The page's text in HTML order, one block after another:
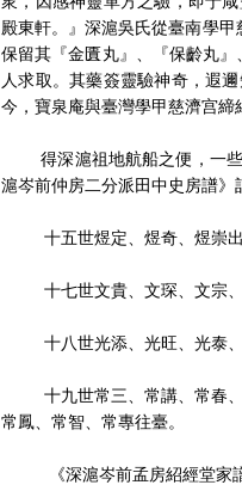
殿東軒。』深滬吳氏從臺南學
保留其『金匱丸』、『保齡丸
人求取。其藥簽靈驗神奇，遐
今，寶泉庵與臺灣學甲慈濟宫締
得深滬祖地航船之便，一些
滬岑前仲房二分派田中史房譜》
十五世煜定、煜奇、煜崇出
十七世文貴、文琛、文宗、
十八世光添、光旺、光泰、
十九世常三、常講、常春、
常鳳、常智、常專往臺。
《深滬岑前孟房紹經堂家譜